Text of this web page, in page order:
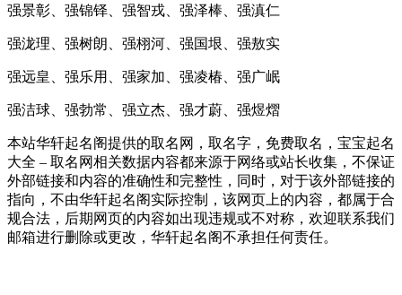
强景彰、强锦铎、强智戎、强泽棒、强滇仁
强泷理、强树朗、强栩河、强国垠、强敖实
强远皇、强乐用、强家加、强凌椿、强广岷
强洁球、强勃常、强立杰、强才蔚、强煜熠
本站华轩起名阁提供的取名网，取名字，免费取名，宝宝起名
大全 – 取名网相关数据内容都来源于网络或站长收集，不保证
外部链接和内容的准确性和完整性，同时，对于该外部链接的
指向，不由华轩起名阁实际控制，该网页上的内容，都属于合
规合法，后期网页的内容如出现违规或不对称，欢迎联系我们
邮箱进行删除或更改，华轩起名阁不承担任何责任。